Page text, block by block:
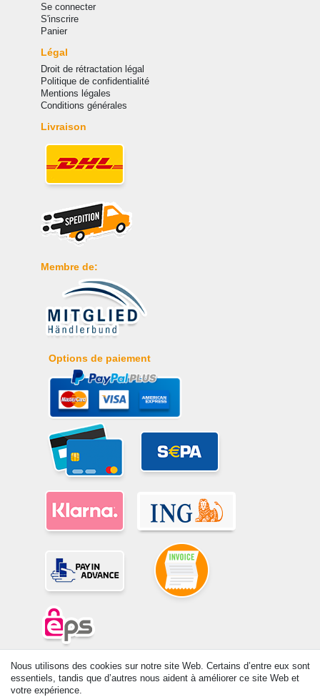
Se connecter
S'inscrire
Panier
Légal
Droit de rétractation légal
Politique de confidentialité
Mentions légales
Conditions générales
Livraison
Membre de:
Options de paiement
© Copyright 2026 | Tous droits réservés. -Tous droits réservés – Les
prix indiqués par le Vendeur au moment de la commande sont libellés
en Euros TTC. Les conditions s’appliquent aux livraisons en France !
Nous utilisons des cookies sur notre site Web. Certains d’entre eux sont
essentiels, tandis que d’autres nous aident à améliorer ce site Web et
votre expérience.